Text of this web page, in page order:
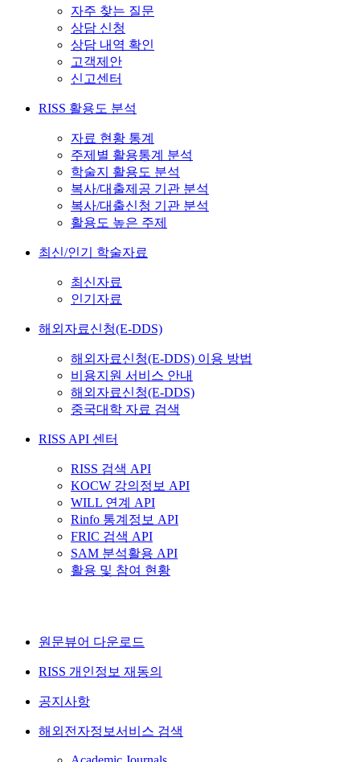
자주 찾는 질문
상담 신청
상담 내역 확인
고객제안
신고센터
RISS 활용도 분석
자료 현황 통계
주제별 활용통계 분석
학술지 활용도 분석
복사/대출제공 기관 분석
복사/대출신청 기관 분석
활용도 높은 주제
최신/인기 학술자료
최신자료
인기자료
해외자료신청(E-DDS)
해외자료신청(E-DDS) 이용 방법
비용지원 서비스 안내
해외자료신청(E-DDS)
중국대학 자료 검색
RISS API 센터
RISS 검색 API
KOCW 강의정보 API
WILL 연계 API
Rinfo 통계정보 API
FRIC 검색 API
SAM 분석활용 API
활용 및 참여 현황
원문뷰어 다운로드
RISS 개인정보 재동의
공지사항
해외전자정보서비스 검색